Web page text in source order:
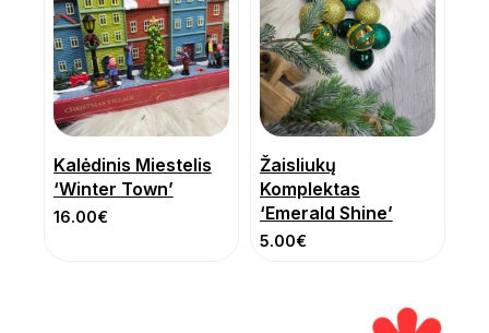
Kalėdinis Miestelis
‘Winter Town’
16.00€
Žaisliukų
Komplektas
‘Emerald Shine’
5.00€